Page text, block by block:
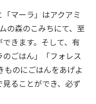
マーラ」はアクアミ
の森のこみちにて、至
きます。そして、有
ごはん」「フォレス
ものにごはんをあげよ
ることができ、必ず